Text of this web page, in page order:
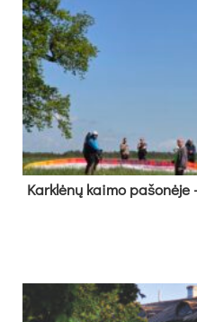
Kark­lė­nų kai­mo